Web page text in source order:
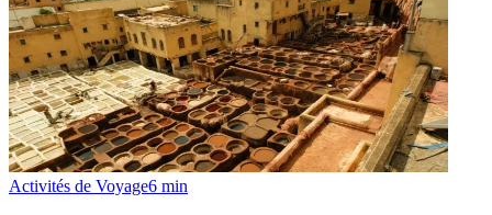
Activités de Voyage6 min